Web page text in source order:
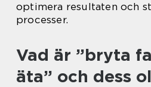
optimera resultaten och
processer.
Vad är ”bryta
äta” och dess